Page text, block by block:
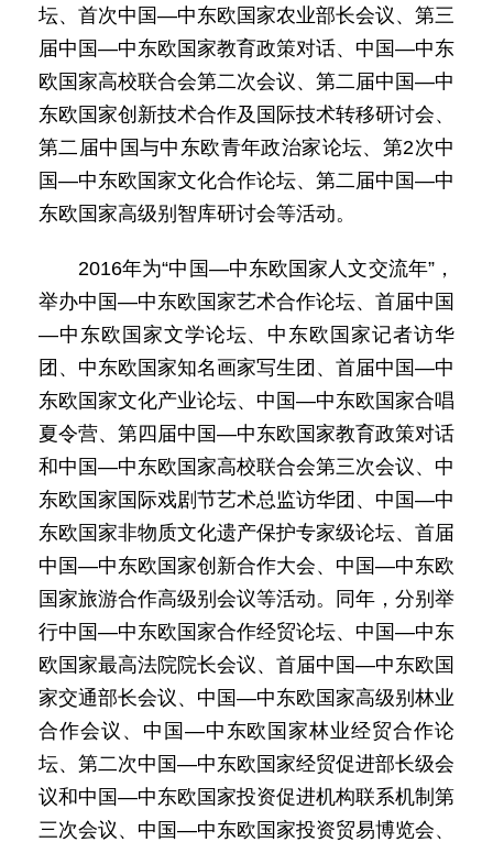
坛、首次中国—中东欧国家农业部长会议、第三
届中国—中东欧国家教育政策对话、中国—中东
欧国家高校联合会第二次会议、第二届中国—中
东欧国家创新技术合作及国际技术转移研讨会、
第二届中国与中东欧青年政治家论坛、第2次中
国—中东欧国家文化合作论坛、第二届中国—中
东欧国家高级别智库研讨会等活动。
2016年为“中国—中东欧国家人文交流年”，
举办中国—中东欧国家艺术合作论坛、首届中国
—中东欧国家文学论坛、中东欧国家记者访华
团、中东欧国家知名画家写生团、首届中国—中
东欧国家文化产业论坛、中国—中东欧国家合唱
夏令营、第四届中国—中东欧国家教育政策对话
和中国—中东欧国家高校联合会第三次会议、中
东欧国家国际戏剧节艺术总监访华团、中国—中
东欧国家非物质文化遗产保护专家级论坛、首届
中国—中东欧国家创新合作大会、中国—中东欧
国家旅游合作高级别会议等活动。同年，分别举
行中国—中东欧国家合作经贸论坛、中国—中东
欧国家最高法院院长会议、首届中国—中东欧国
家交通部长会议、中国—中东欧国家高级别林业
合作会议、中国—中东欧国家林业经贸合作论
坛、第二次中国—中东欧国家经贸促进部长级会
议和中国—中东欧国家投资促进机构联系机制第
三次会议、中国—中东欧国家投资贸易博览会、